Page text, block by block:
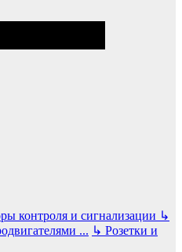
контроля и сигнализации ↳
... ↳ Розетки и